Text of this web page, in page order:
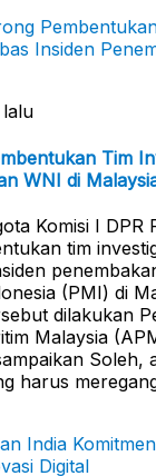
Tim
WNI di
Komisi I DPR
tim
(PMI) di
dilakukan
Malaysia
Soleh,
harus